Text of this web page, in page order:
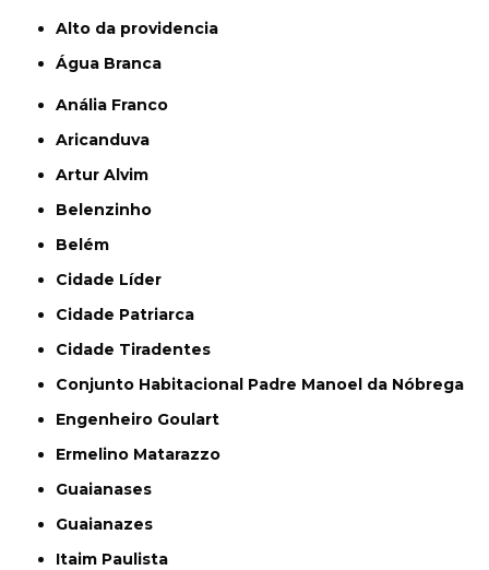
alto da providencia
Água Branca
Anália Franco
Aricanduva
Artur Alvim
Belenzinho
Belém
Cidade Líder
Cidade Patriarca
Cidade Tiradentes
Conjunto Habitacional Padre Manoel da Nóbrega
Engenheiro Goulart
Ermelino Matarazzo
Guaianases
Guaianazes
Itaim Paulista